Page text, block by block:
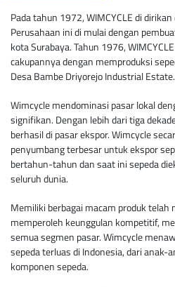
Pada tahun 1972, WIMCYCLE di
Perusahaan ini di mulai dengan
kota Surabaya. Tahun 1976,
cakupannya dengan memproduksi
Desa Bambe Driyorejo Industrial Estate.
Wimcycle mendominasi pasar lokal
signifikan. Dengan lebih dari tiga
berhasil di pasar ekspor. Wimcycle
penyumbang terbesar untuk ekspor
bertahun-tahun dan saat ini sepeda
seluruh dunia.
Memiliki berbagai macam produk telah
memperoleh keunggulan kompetitif,
semua segmen pasar. Wimcycle
sepeda terluas di Indonesia, dari anak-
komponen sepeda.